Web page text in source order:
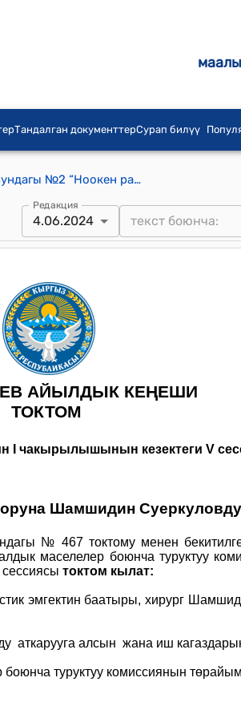
Тандалган документтерСурап билүү
Д.Садырбаев айылдык кеңешинин 2024-жылынын 4-июнундагы №2 “Ноокен райондук даарыгердик практика борборуна Шамшидин Суеркуловдун ысмын ыйгаруу жөнүндө” токтому
Редакция
4.06.2024